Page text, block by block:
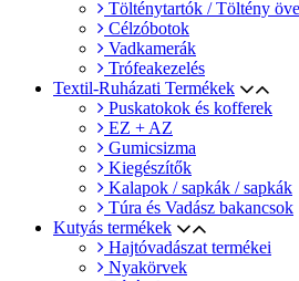
Tölténytartók / Töltény
Célzóbotok
Vadkamerák
Trófeakezelés
Textil-Ruházati Termékek
Puskatokok és kofferek
EZ + AZ
Gumicsizma
Kiegészítők
Kalapok / sapkák / sapkák
Túra és Vadász bakancsok
Kutyás termékek
Hajtóvadászat termékei
Nyakörvek